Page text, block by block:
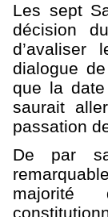
Les sept
décision
d’avaliser
dialogue
que la date
saurait
passation
De par